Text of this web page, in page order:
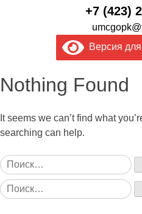
+7 (423)
Версия
Nothing Found
It seems we can’t find what
searching can help.
Найти:
Найти: